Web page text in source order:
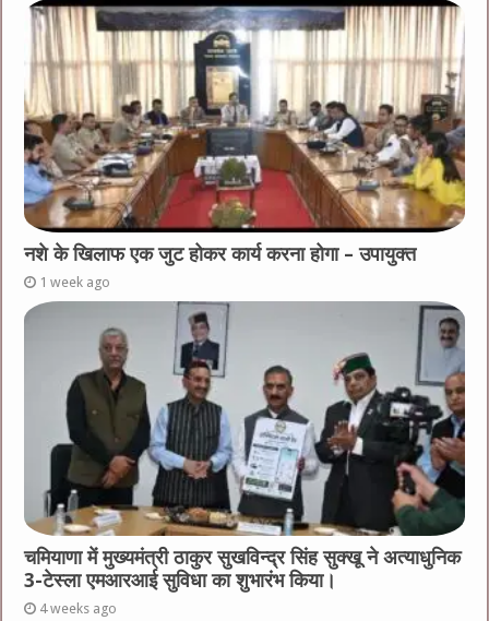
नशे के खिलाफ एक जुट होकर कार्य करना होगा – उपायुक्त
1 week ago
चमियाणा में मुख्यमंत्री ठाकुर सुखविन्द्र सिंह सुक्खू ने अत्याधुनिक
3-टेस्ला एमआरआई सुविधा का शुभारंभ किया।
4 weeks ago